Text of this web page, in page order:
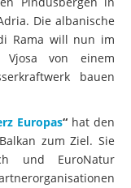
Die albanische
Rama will nun im
Vjosa von einem
bauen
Europas“ hat den
zum Ziel. Sie
und EuroNatur